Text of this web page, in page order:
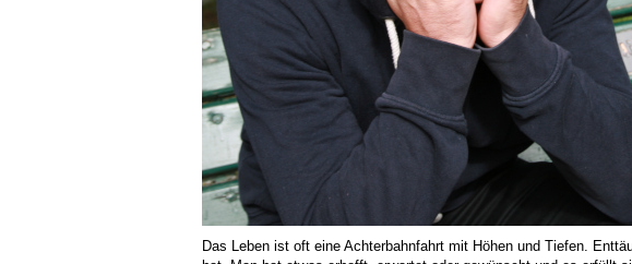
Das Leben ist oft eine Achterbahnfahrt mit Höhen und Tiefen.